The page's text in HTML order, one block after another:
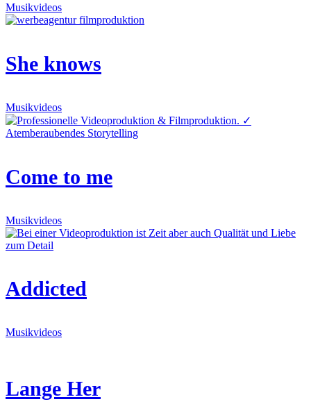
Musikvideos
She knows
Musikvideos
Come to me
Musikvideos
Addicted
Musikvideos
Lange Her